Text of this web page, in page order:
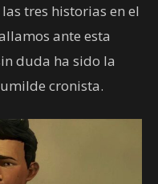
tres historias en el
ante esta
duda ha sido la
cronista.